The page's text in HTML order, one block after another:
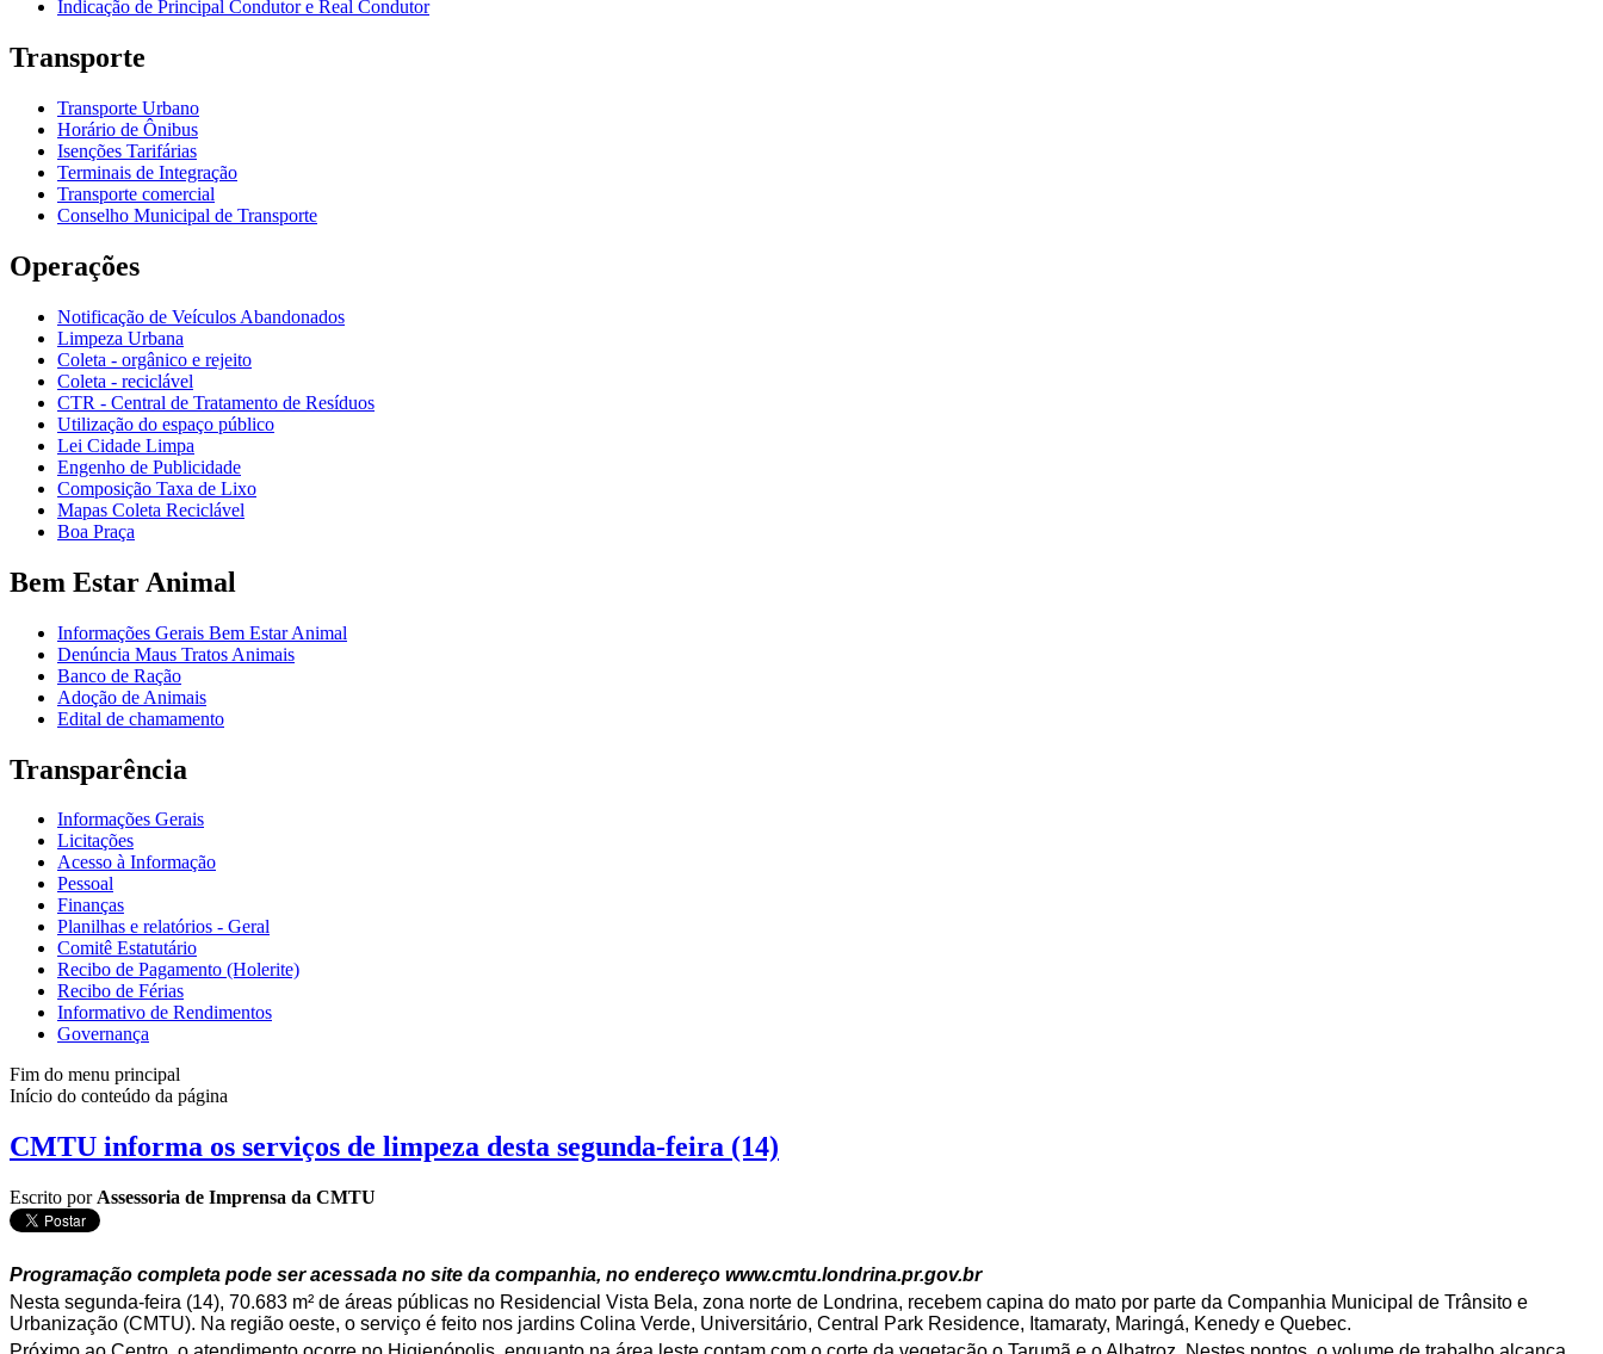
Indicação de Principal Condutor e Real Condutor
Transporte
Transporte Urbano
Horário de Ônibus
Isenções Tarifárias
Terminais de Integração
Transporte comercial
Conselho Municipal de Transporte
Operações
Notificação de Veículos Abandonados
Limpeza Urbana
Coleta - orgânico e rejeito
Coleta - reciclável
CTR - Central de Tratamento de Resíduos
Utilização do espaço público
Lei Cidade Limpa
Engenho de Publicidade
Composição Taxa de Lixo
Mapas Coleta Reciclável
Boa Praça
Bem Estar Animal
Informações Gerais Bem Estar Animal
Denúncia Maus Tratos Animais
Banco de Ração
Adoção de Animais
Edital de chamamento
Transparência
Informações Gerais
Licitações
Acesso à Informação
Pessoal
Finanças
Planilhas e relatórios - Geral
Comitê Estatutário
Recibo de Pagamento (Holerite)
Recibo de Férias
Informativo de Rendimentos
Governança
Fim do menu principal
Início do conteúdo da página
CMTU informa os serviços de limpeza desta segunda-feira (14)
Escrito por Assessoria de Imprensa da CMTU
Programação completa pode ser acessada no site da companhia, no endereço www.cmtu.londrina.pr.gov.br
Nesta segunda-feira (14), 70.683 m² de áreas públicas no Residencial Vista Bela, zona norte de Londrina, recebem capina do mato por parte da Companhia Municipal de Trânsito e
Urbanização (CMTU). Na região oeste, o serviço é feito nos jardins Colina Verde, Universitário, Central Park Residence, Itamaraty, Maringá, Kenedy e Quebec.